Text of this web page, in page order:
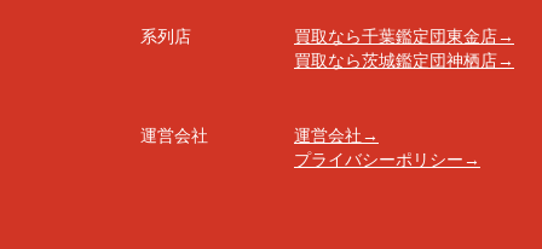
系列店
買取なら千葉鑑定団東金店→
買取なら茨城鑑定団神栖店→
運営会社
運営会社→
プライバシーポリシー→